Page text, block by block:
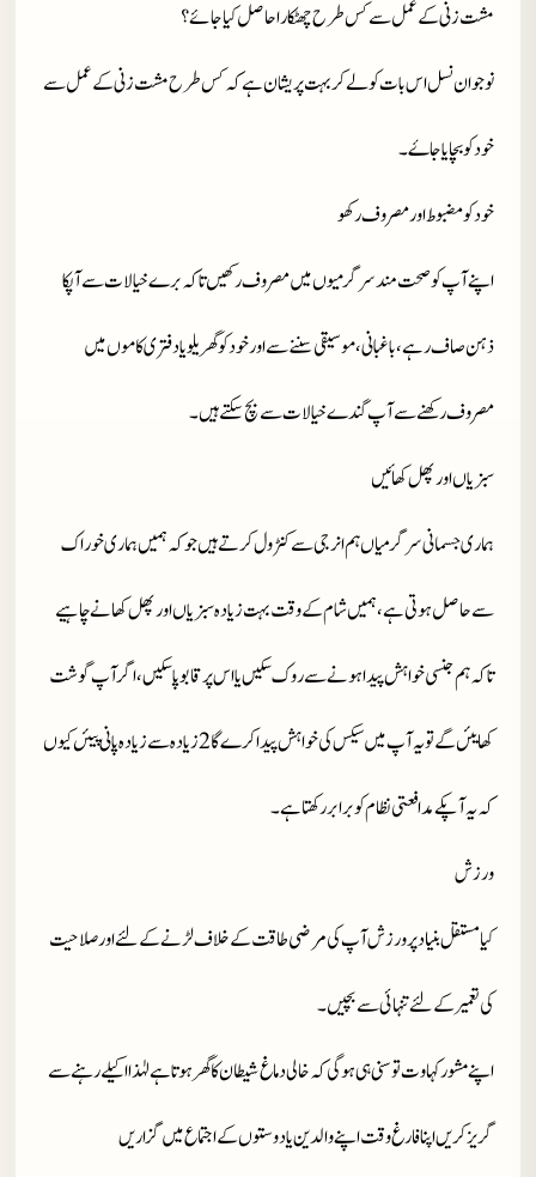
مشت زنی کے عمل سے کس طرح چھٹکارا حاصل کیا جائے؟
نوجوان نسل اس بات کو لے کر بہت پریشان ہے کہ کس طرح مشت زنی کے عمل سے
خود کو بچایا جاۓ۔
خود کو مضبوط اور مصروف رکھو
اپنے آپ کو صحت مند سرگرمیوں میں مصروف رکھیں تا کہ برے خیالات سے آپکا
ذہن صاف رہے، باغبانی، موسیقی سننے سے اور خود کو گھریلو یا دفتری کاموں میں
مصروف رکھنے سے آپ گندے خیالات سے بچ سکتے ہیں۔
سبزیاں اور پھل کھائیں
ہماری جسمانی سرگرمیاں ہم انرجی سے کنٹرول کرتے ہیں جو کہ ہمیں ہماری خوراک
سے حاصل ہوتی ہے، ہمیں شام کے وقت بہت زیادہ سبزیاں اور پھل کھانے چاہیے
تاکہ ہم جنسی خواہش پیدا ہونے سے روک سکیں یا اس پر قابو پا سکیں، اگر آپ گوشت
کھایئں گے تو یہ آپ میں سیکس کی خواہش پیدا کرے گا 2 زیادہ سے زیادہ پانی پیئں کیوں
کہ یہ آپکے مدافعتی نظام کو برابر رکھتا ہے۔
ورزش
کیا مستقل بنیاد پر ورزش آپ کی مرضی طاقت کے خلاف لڑنے کے لئے اور صلاحیت
کی تعمیر کے لئےتنہائی سے بچیں۔
اپنے مشور کہاوت تو سنی ہی ہوگی کہ خالی دماغ شیطان کا گھر ہوتا ہے لہٰذا اکیلے رہنے سے
گریز کریں اپنا فارغ وقت اپنے والدین یا دوستوں کے اجتماع میں گزاریں